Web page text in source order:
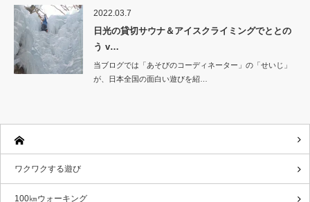
2022.03.7
日光の貸切サウナ＆アイスクライミングでととの
う v…
当ブログでは「あそびのコーディネーター」の「せいじ」
が、日本全国の面白い遊びを紹…
ワクワクする遊び
100㎞ウォーキング